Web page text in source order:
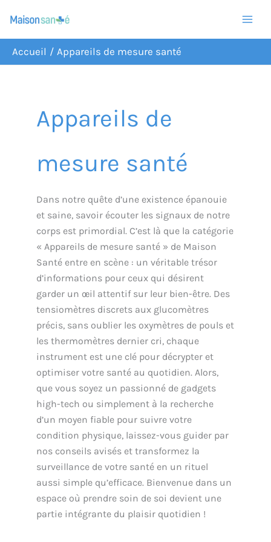
au
contenu
Accueil Appareils de mesure santé
Appareils de
mesure santé
Dans notre quête d’une existence épanouie
et saine, savoir écouter les signaux de notre
corps est primordial. C’est là que la catégorie
« Appareils de mesure santé » de Maison
Santé entre en scène : un véritable trésor
d’informations pour ceux qui désirent
garder un œil attentif sur leur bien-être. Des
tensiomètres discrets aux glucomètres
précis, sans oublier les oxymètres de pouls et
les thermomètres dernier cri, chaque
instrument est une clé pour décrypter et
optimiser votre santé au quotidien. Alors,
que vous soyez un passionné de gadgets
high-tech ou simplement à la recherche
d’un moyen fiable pour suivre votre
condition physique, laissez-vous guider par
nos conseils avisés et transformez la
surveillance de votre santé en un rituel
aussi simple qu’efficace. Bienvenue dans un
espace où prendre soin de soi devient une
partie intégrante du plaisir quotidien !
c